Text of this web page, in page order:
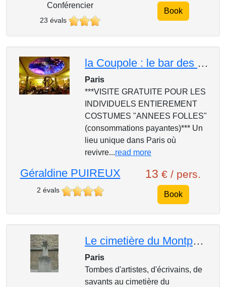
Conférencier
23 évals
Book
la Coupole : le bar des artistes du Montparnasse !
Paris
***VISITE GRATUITE POUR LES
INDIVIDUELS ENTIEREMENT
COSTUMES "ANNEES FOLLES"
(consommations payantes)*** Un
lieu unique dans Paris où
revivre...read more
Géraldine PUIREUX
2 évals
13 € / pers.
Book
Le cimetière du Montparnasse
Paris
Tombes d'artistes, d'écrivains, de
savants au cimetière du